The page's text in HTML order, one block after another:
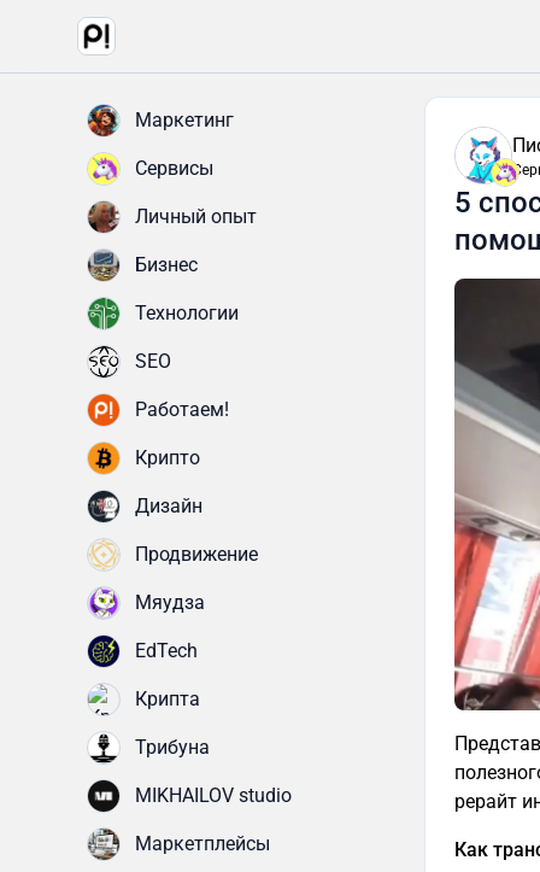
Маркетинг
Сервисы
Личный опыт
Бизнес
Технологии
SEO
Работаем!
Крипто
Дизайн
Продвижение
Мяудза
EdTech
Крипта
Трибуна
MIKHAILOV studio
Маркетплейсы
5
рерайт
Как